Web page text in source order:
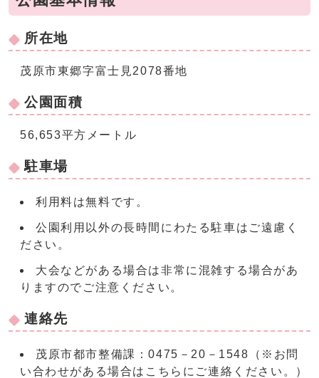
所在地
茂原市東郷字富士見2078番地
公園面積
56,653平方メートル
駐車場
利用料は無料です。
公園利用以外の長時間にわたる駐車はご遠慮く
ださい。
大会などがある場合は非常に混雑する場合があ
りますのでご注意ください。
連絡先
茂原市都市整備課：0475－20－1548（※お問
い合わせがある場合はこちらにご連絡ください。）